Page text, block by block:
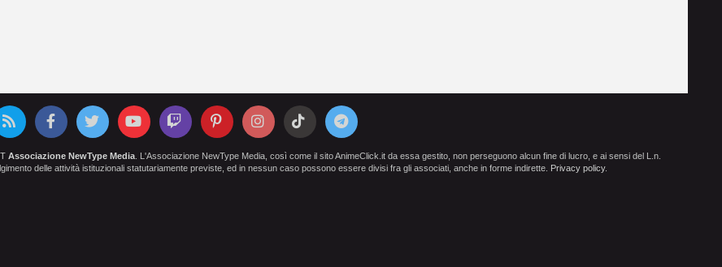
Associazione NewType Media. L'Associazione NewType Media, così come il sito AnimeClick.it da essa gestito, non perseguono alcun fine di lucro, e ai sensi del L.n.
delle attività istituzionali statutariamente previste, ed in nessun caso possono essere divisi fra gli associati, anche in forme indirette. Privacy policy.